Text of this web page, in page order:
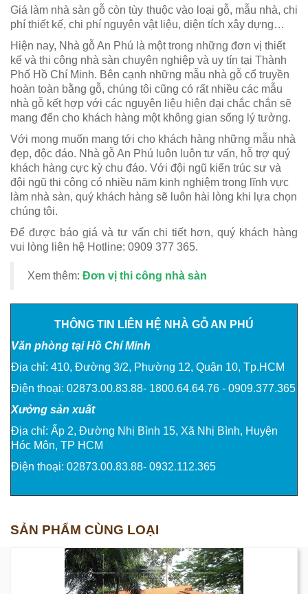
Giá làm nhà sàn gỗ còn tùy thuộc vào loại gỗ, mẫu nhà, chi
phí thiết kế, chi phí nguyên vật liệu, diện tích xây dựng…
Hiện nay, Nhà gỗ An Phú là một trong những đơn vị thiết
kế và thi công nhà sàn chuyên nghiệp và uy tín tại Thành
Phố Hồ Chí Minh. Bên cạnh những mẫu nhà gỗ cổ truyền
hoàn toàn bằng gỗ, chúng tôi cũng có rất nhiều các mẫu
nhà gỗ kết hợp với các nguyên liệu hiện đại chắc chắn sẽ
mang đến cho khách hàng một không gian sống lý tưởng.
Với mong muốn mang tới cho khách hàng những mẫu nhà
đẹp, độc đáo. Nhà gỗ An Phú luôn luôn tư vấn, hỗ trợ quý
khách hàng cực kỳ chu đáo. Với đội ngũ kiến trúc sư và
đội ngũ thi công có nhiều năm kinh nghiệm trong lĩnh vực
làm nhà sàn, quý khách hàng sẽ luôn hài lòng khi lựa chọn
chúng tôi.
Để được báo giá và tư vấn chi tiết hơn, quý khách hàng
vui lòng liên hệ Hotline: 0909 377 365.
Xem thêm: Đơn vị thi công nhà sàn
THÔNG TIN LIÊN HỆ NHÀ GỖ AN PHÚ
Văn phòng tại Hồ Chí Minh
Địa chỉ: 410, Đường 3/2, Phường 12, Quận 10, Tp.HCM
Điện thoại: 02873.00.83.88- 1800.64.64.76 - 0909.377.365
Xưởng sản xuất
Địa chỉ: Ấp 2, Đường Nhị Bình 15, Xã Nhị Bình, Huyện
Hóc Môn, TP HCM
Điện thoại: 02873.00.83.88- 0932.112.365
SẢN PHẨM CÙNG LOẠI